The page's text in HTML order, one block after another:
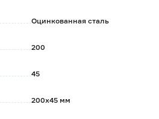
Оцинкованная сталь
200
45
200х45 мм